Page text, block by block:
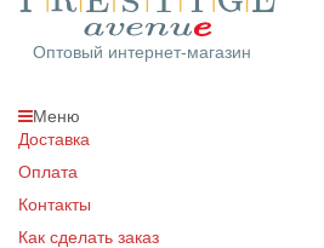
Оптовый интернет-магазин
Меню
Доставка
Оплата
Контакты
Как сделать заказ